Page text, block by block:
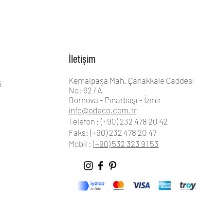
İletişim
Kemalpaşa Mah. Çanakkale Caddesi
No: 62 / A
Bornova - Pınarbaşı - İzmir
info@odeco.com.tr
Telefon : (+90) 232 478 20 42
Faks: (+90) 232 478 20 47
Mobil : (+90) 532 323 91 53